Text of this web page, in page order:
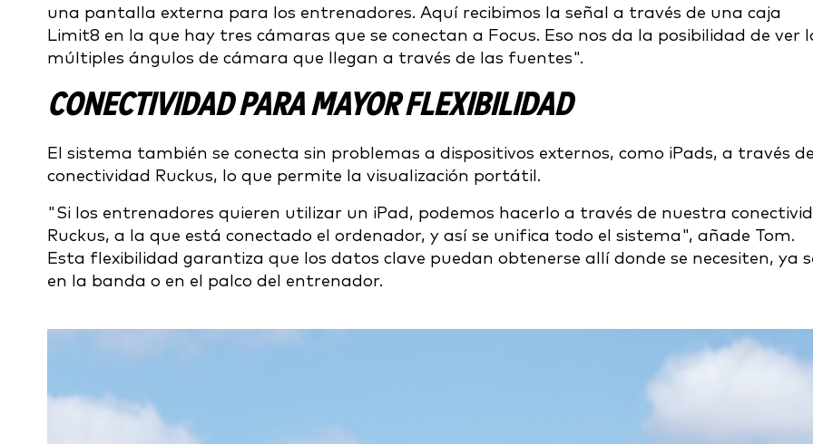
una pantalla externa para los entrenadores. Aquí recibimos la señal a través de una caja
Limit8 en la que hay tres cámaras que se conectan a Focus. Eso nos da la posibilidad de ver
múltiples ángulos de cámara que llegan a través de las fuentes".
CONECTIVIDAD PARA MAYOR FLEXIBILIDAD
El sistema también se conecta sin problemas a dispositivos externos, como iPads, a través
conectividad Ruckus, lo que permite la visualización portátil.
"Si los entrenadores quieren utilizar un iPad, podemos hacerlo a través de nuestra
Ruckus, a la que está conectado el ordenador, y así se unifica todo el sistema", añade Tom.
Esta flexibilidad garantiza que los datos clave puedan obtenerse allí donde se necesiten, ya
en la banda o en el palco del entrenador.